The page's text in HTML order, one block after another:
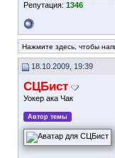
Репутация: 1346
Нажмите здесь, чтобы
18.10.2009, 19:39
СЦБист
Уокер ака Чак
Автор темы